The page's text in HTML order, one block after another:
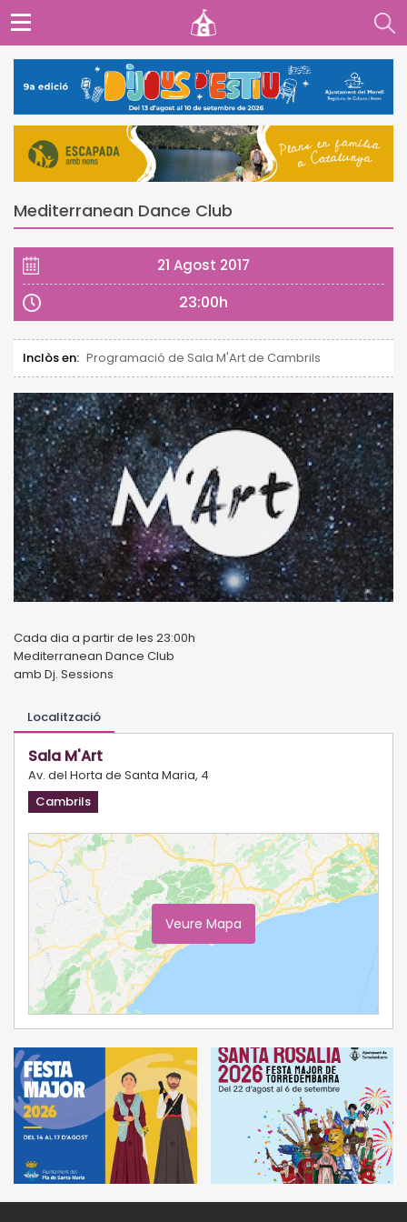
Mediterranean Dance Club
21 Agost 2017
23:00h
Inclòs en: Programació de Sala M'Art de Cambrils
Cada dia a partir de les 23:00h
Mediterranean Dance Club
amb Dj. Sessions
Localització
Sala M'Art
Av. del Horta de Santa Maria, 4
Cambrils
Veure Mapa